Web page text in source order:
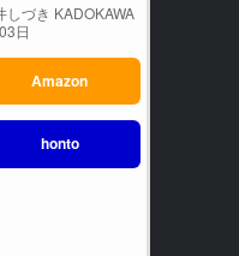
づき KADOKAWA
日
Amazon
honto